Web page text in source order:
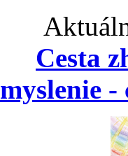
Cesta
myslenie